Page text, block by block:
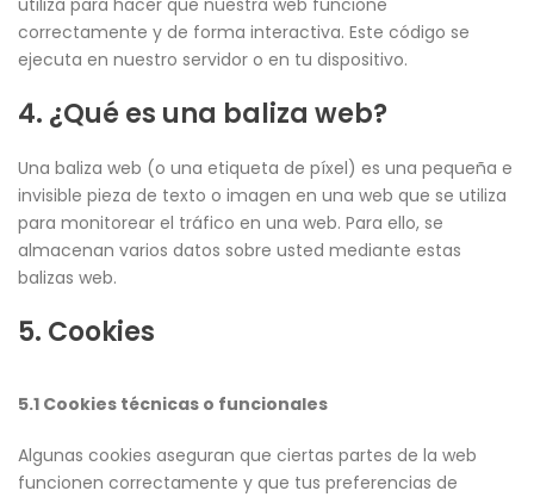
utiliza para hacer que nuestra web funcione
correctamente y de forma interactiva. Este código se
ejecuta en nuestro servidor o en tu dispositivo.
4. ¿Qué es una baliza web?
Una baliza web (o una etiqueta de píxel) es una pequeña e
invisible pieza de texto o imagen en una web que se utiliza
para monitorear el tráfico en una web. Para ello, se
almacenan varios datos sobre usted mediante estas
balizas web.
5. Cookies
5.1 Cookies técnicas o funcionales
Algunas cookies aseguran que ciertas partes de la web
funcionen correctamente y que tus preferencias de